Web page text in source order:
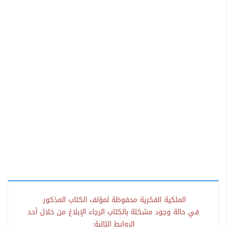
الملكية الفكرية محفوظة لمؤلف الكتاب المذكور.
في حالة وجود مشكلة بالكتاب الرجاء الإبلاغ من خلال أحد